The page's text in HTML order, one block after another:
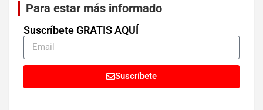
Para estar más informado
Suscríbete GRATIS AQUÍ
Suscríbete